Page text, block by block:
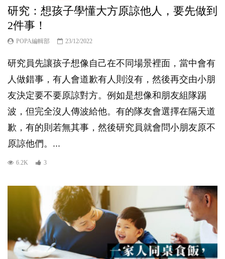
研究：想孩子學懂大方原諒他人，要先做到
2件事！
POPA編輯部 23/12/2022
研究員先讓孩子想像自己在不同場景裡面，當中會有
人做錯事，有人會道歉有人則沒有，然後再交由小朋
友決定要不要原諒對方。例如是想像和朋友組隊踢
波，但完全沒人傳波給他。有的隊友會選擇在隔天道
歉，有的則若無其事，然後研究員就會問小朋友原不
原諒他們。...
6.2K 3